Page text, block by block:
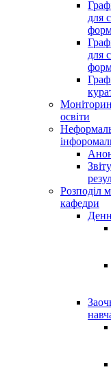
для
для
освіти
Розподіл
кафедри